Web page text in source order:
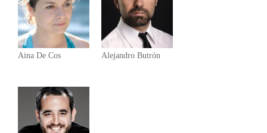
Aina De Cos Alejandro Butrón